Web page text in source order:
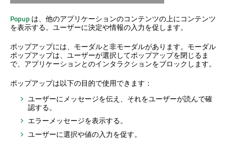
Popup は、他のアプリケーションのコンテンツの上にコンテンツ
を表示する。ユーザーに決定や情報の入力を促します。
ポップアップには、モーダルと非モーダルがあります。モーダル
ポップアップは、ユーザーが選択してポップアップを閉じるま
で、アプリケーションとのインタラクションをブロックします。
ポップアップは以下の目的で使用できます：
ユーザーにメッセージを伝え、それをユーザーが読んで確
認する。
エラーメッセージを表示する。
ユーザーに選択や値の入力を促す。